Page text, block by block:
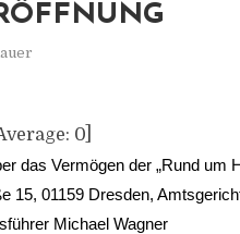
0]
das Vermögen der „Rund um
15, 01159 Dresden,
Michael Wagner